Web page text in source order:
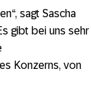
sagt Sascha
gibt bei uns sehr
Konzerns, von